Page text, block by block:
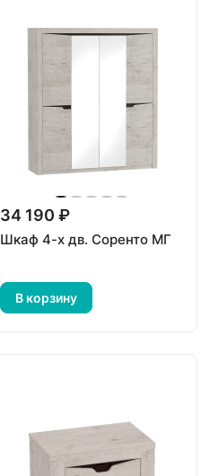
34 190 ₽
Шкаф 4-х дв. Соренто МГ
В корзину